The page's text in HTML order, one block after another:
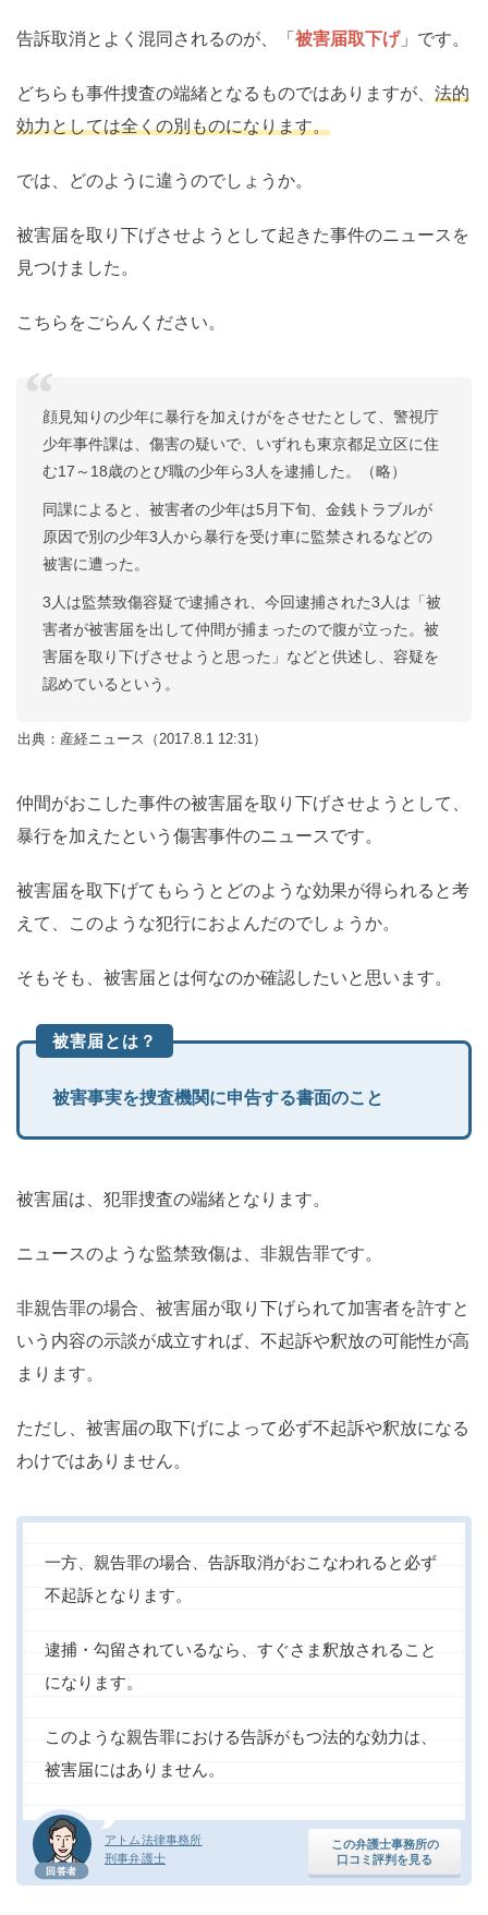
告訴取消とよく混同されるのが、「 被害届取下げ」です。
どちらも事件捜査の端緒となるものではありますが、 法的
効力としては全くの別ものになります。
では、どのように違うのでしょうか。
被害届を取り下げさせようとして起きた事件のニュースを
見つけました。
こちらをごらんください。
顔見知りの少年に暴行を加えけがをさせたとして、警視庁
少年事件課は、傷害の疑いで、いずれも東京都足立区に住
む17～18歳のとび職の少年ら3人を逮捕した。（略）
同課によると、被害者の少年は5月下旬、金銭トラブルが
原因で別の少年3人から暴行を受け車に監禁されるなどの
被害に遭った。
3人は監禁致傷容疑で逮捕され、今回逮捕された3人は「被
害者が被害届を出して仲間が捕まったので腹が立った。被
害届を取り下げさせようと思った」などと供述し、容疑を
認めているという。
出典：産経ニュース（2017.8.1 12:31）
仲間がおこした事件の被害届を取り下げさせようとして、
暴行を加えたという傷害事件のニュースです。
被害届を取下げてもらうとどのような効果が得られると考
えて、このような犯行におよんだのでしょうか。
そもそも、被害届とは何なのか確認したいと思います。
被害届とは？
被害事実を捜査機関に申告する書面のこと
被害届は、犯罪捜査の端緒となります。
ニュースのような監禁致傷は、非親告罪です。
非親告罪の場合、被害届が取り下げられて加害者を許すと
いう内容の示談が成立すれば、不起訴や釈放の可能性が高
まります。
ただし、被害届の取下げによって必ず不起訴や釈放になる
わけではありません。
回答者
アトム法律事務所
刑事弁護士
この弁護士事務所の
口コミ評判を見る
一方、親告罪の場合、告訴取消がおこなわれると必ず
不起訴となります。
逮捕・勾留されているなら、すぐさま釈放されること
になります。
このような親告罪における告訴がもつ法的な効力は、
被害届にはありません。